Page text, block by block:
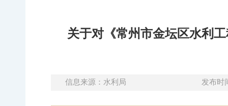
关于对《常州市金坛区水利
信息来源：水利局 发布时